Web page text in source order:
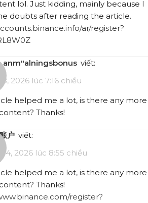
lol. Just kidding, mainly because I
doubts after reading the article.
ar/register?
anm"alningsbonus viết:
2026 lúc 7:16 chiều
helped me a lot, is there any more
Thanks!
账户 viết:
2026 lúc 8:55 chiều
helped me a lot, is there any more
Thanks!
register?